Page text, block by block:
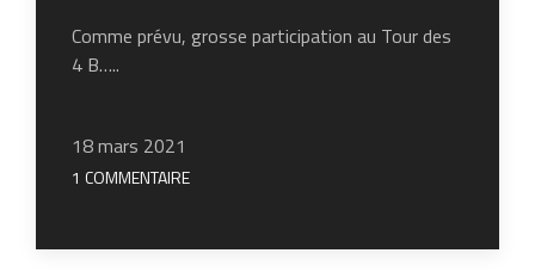
Comme prévu, grosse participation au Tour des
4 B…..
18 mars 2021
1 COMMENTAIRE